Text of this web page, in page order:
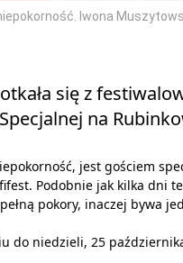
Iwona
się z
na
jest gościem
Podobnie jak kilka dni
pokory, inaczej bywa
do niedzieli, 25